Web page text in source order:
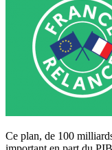
Ce plan, de 100